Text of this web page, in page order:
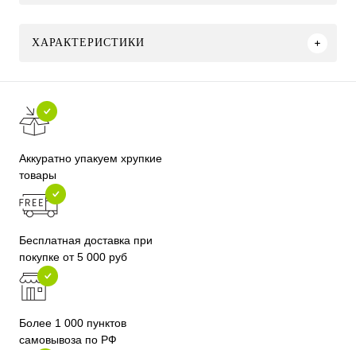
ХАРАКТЕРИСТИКИ
Аккуратно упакуем хрупкие
товары
Бесплатная доставка при
покупке от 5 000 руб
Более 1 000 пунктов
самовывоза по РФ